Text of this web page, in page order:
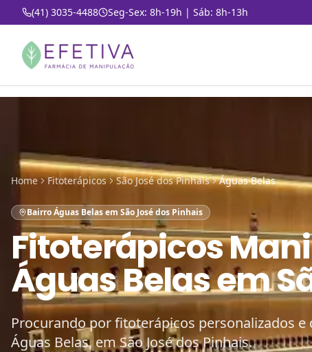
(41) 3035-4488 Seg-Sex: 8h-19h | Sáb: 8h-13h
Home Fitoterápicos São José dos Pinhais Águas Belas
Bairro Águas Belas em São José dos Pinhais
Fitoterápicos
Águas Belas em
Procurando por fitoterápicos personalizados
Águas Belas, em São José dos Pinhais.